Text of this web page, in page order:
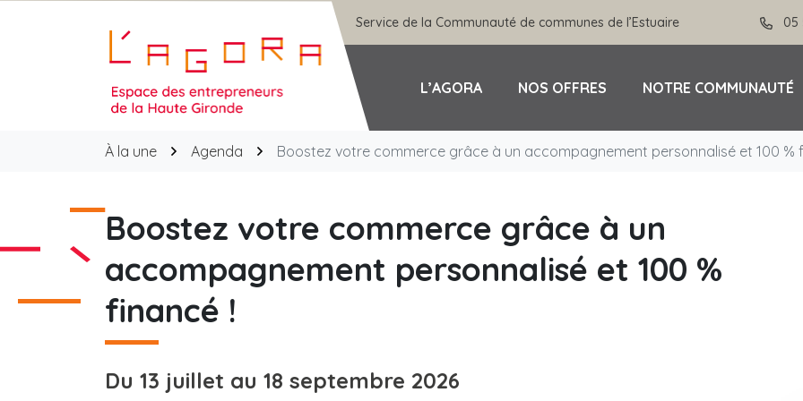
Service de la Communauté de communes de l’Estuaire 05
Agora L’AGORA NOS OFFRES NOTRE COMMUNAUTÉ
À la une Agenda Boostez votre commerce grâce à un accompagnement personnalisé et 100 %
Boostez votre commerce grâce à un
accompagnement personnalisé et 100 %
financé !
Du 13 juillet au 18 septembre 2026